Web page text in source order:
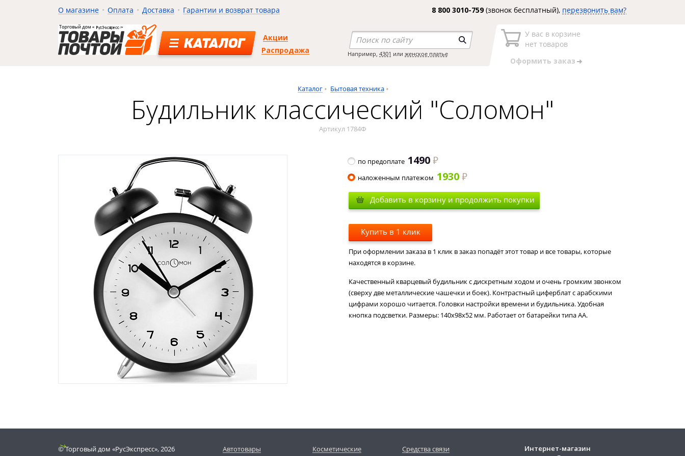
О магазине Оплата Доставка Гарантии и возврат товара 8 800 3010-759(звонок бесплатный), перезвонить вам?
КАТАЛОГ
Акции
Распродажа
Например, 4301 или женское платье
У вас в корзине
нет товаров
Оформить заказ
Каталог Бытовая техника
Будильник классический "Соломон"
Артикул 1784Ф
по предоплате 1490
наложенным платежом 1930
Добавить в корзину и продолжить покупки
Купить в 1 клик
При оформлении заказа в 1 клик в заказ попадёт этот товар и все товары, которые
находятся в корзине.
Качественный кварцевый будильник с дискретным ходом и очень громким звонком
(сверху две металлические чашечки и боек). Контрастный циферблат с арабскими
цифрами хорошо читается. Головки настройки времени и будильника. Удобная
кнопка подсветки. Размеры: 140х98х52 мм. Работает от батарейки типа АА.
© Торговый дом «РусЭкспресс», 2026
Автотовары
Косметические
Средства связи
Интернет-магазин